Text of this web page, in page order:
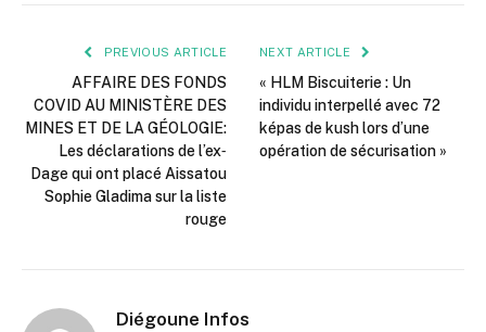
PREVIOUS ARTICLE
AFFAIRE DES FONDS
COVID AU MINISTÈRE DES
MINES ET DE LA GÉOLOGIE:
Les déclarations de l’ex‐
Dage qui ont placé Aissatou
Sophie Gladima sur la liste
rouge
NEXT ARTICLE
« HLM Biscuiterie : Un
individu interpellé avec 72
képas de kush lors d’une
opération de sécurisation »
Diégoune Infos